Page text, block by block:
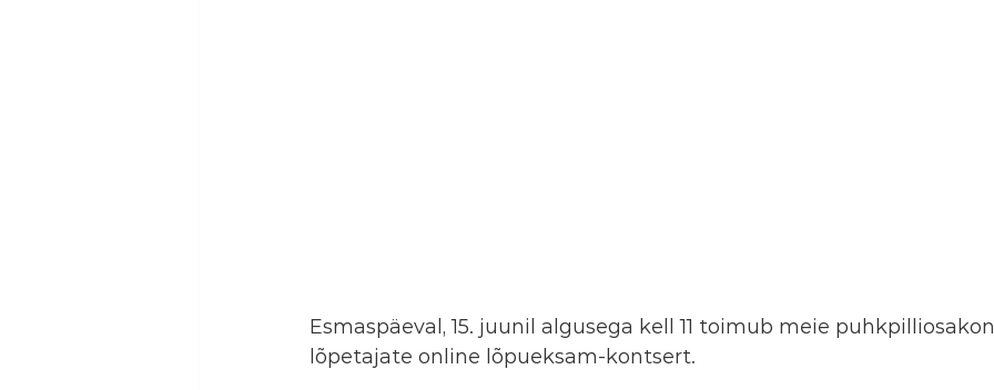
Esmaspäeval, 15. juunil algusega kell 11 toimub meie
lõpetajate online lõpueksam-kontsert.